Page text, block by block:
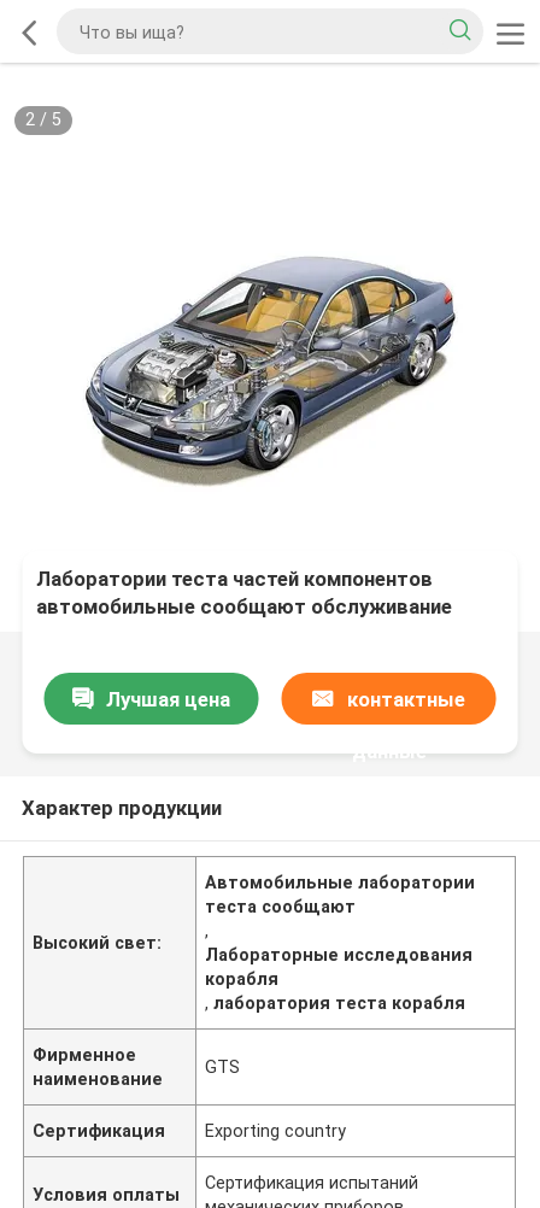
2/ 5
Лаборатории теста частей компонентов
автомобильные сообщают обслуживание
Лучшая цена
контактные
данные
Характер продукции
Высокий свет:
Автомобильные лаборатории
теста сообщают
,
Лабораторные исследования
корабля
,лаборатория теста корабля
Фирменное
наименование
GTS
Сертификация Exporting country
Условия оплаты
Сертификация испытаний